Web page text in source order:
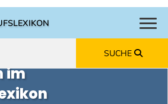
Zum Navmenü springen
im